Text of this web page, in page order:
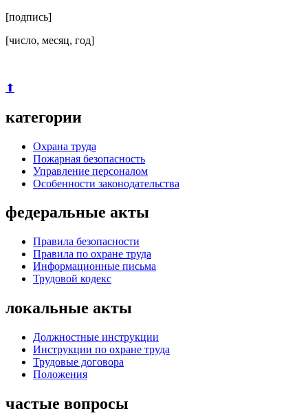
[подпись]
[число, месяц, год]
⬆
категории
Охрана труда
Пожарная безопасность
Управление персоналом
Особенности законодательства
федеральные акты
Правила безопасности
Правила по охране труда
Информационные письма
Трудовой кодекс
локальные акты
Должностные инструкции
Инструкции по охране труда
Трудовые договора
Положения
частые вопросы